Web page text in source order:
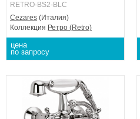
RETRO-BS2-BLC
Cezares (Италия)
Коллекция Ретро (Retro)
цена
по запросу